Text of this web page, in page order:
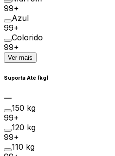
99+
Azul
99+
Colorido
99+
Ver mais
Suporta Até (kg)
150 kg
99+
120 kg
99+
110 kg